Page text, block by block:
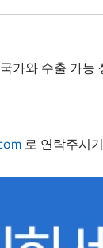
가와 수출 가능
로 연락주시